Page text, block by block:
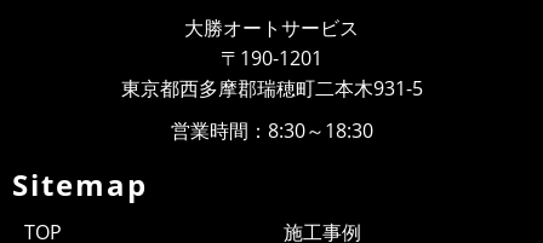
ざいます。このたびウェブサイトを新しく開設いたしま
した。より多くのお客様に大勝オ...
大勝オートサービス
〒190-1201
東京都西多摩郡瑞穂町二本木931-5
営業時間：8:30～18:30
Sitemap
TOP 施工事例